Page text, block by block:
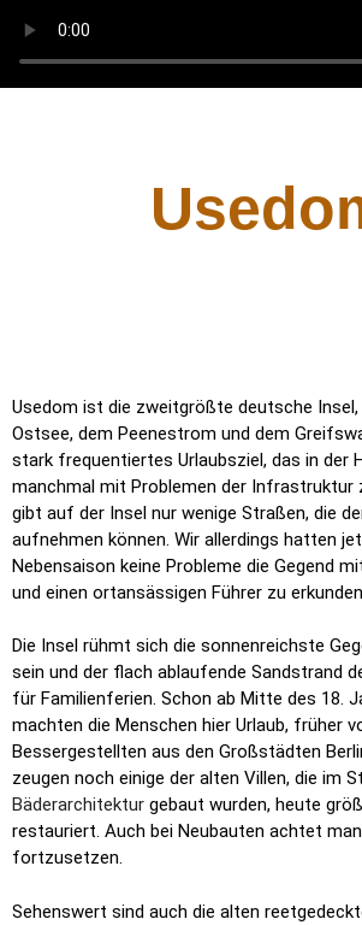
Usedom ist die zweitgrößte deutsche Insel,
Ostsee, dem Peenestrom und dem
stark frequentiertes Urlaubsziel, das in der
manchmal mit Problemen der Infrastruktur
gibt auf der Insel nur wenige Straßen, die
aufnehmen können. Wir allerdings hatten
Nebensaison keine Probleme die Gegend
und einen ortansässigen Führer zu
Die Insel rühmt sich die sonnenreichste
sein und der flach ablaufende Sandstrand
für Familienferien. Schon ab Mitte des 18.
machten die Menschen hier Urlaub, früher
Bessergestellten aus den Großstädten
zeugen noch einige der alten Villen, die im
Bäderarchitektur gebaut wurden, heute
restauriert. Auch bei Neubauten achtet
fortzusetzen.
Sehenswert sind auch die alten